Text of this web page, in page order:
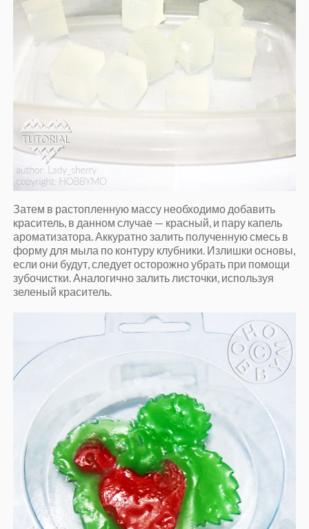
Затем в растопленную массу необходимо добавить
краситель, в данном случае — красный, и пару капель
ароматизатора. Аккуратно залить полученную смесь в
форму для мыла по контуру клубники. Излишки основы,
если они будут, следует осторожно убрать при помощи
зубочистки. Аналогично залить листочки, используя
зеленый краситель.